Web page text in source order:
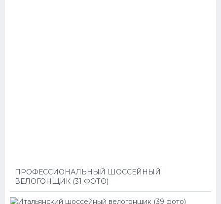
ПРОФЕССИОНАЛЬНЫЙ ШОССЕЙНЫЙ
ВЕЛОГОНЩИК (31 ФОТО)